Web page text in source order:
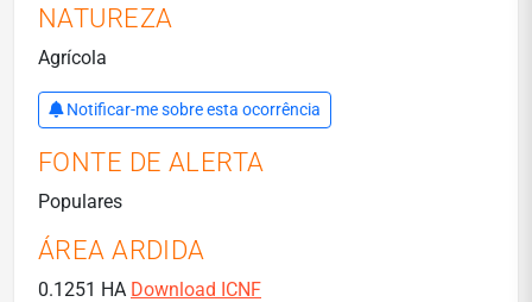
NATUREZA
Agrícola
Notificar-me sobre esta ocorrência
FONTE DE ALERTA
Populares
ÁREA ARDIDA
0.1251 HA Download ICNF